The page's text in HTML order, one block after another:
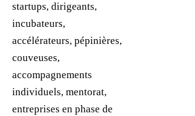
startups, dirigeants,
incubateurs,
accélérateurs, pépinières,
couveuses,
accompagnements
individuels, mentorat,
entreprises en phase de